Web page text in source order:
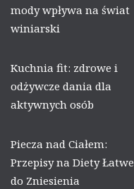
mody wpływa na świat
winiarski
Kuchnia fit: zdrowe i
odżywcze dania dla
aktywnych osób
Piecza nad Ciałem:
Przepisy na Diety Łatwe
do Zniesienia